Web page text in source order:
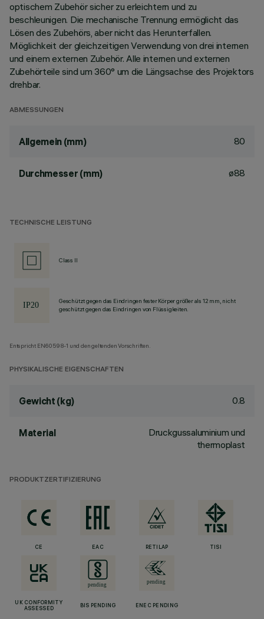
optischem Zubehör sicher zu erleichtern und zu
beschleunigen. Die mechanische Trennung ermöglicht das
Lösen des Zubehörs, aber nicht das Herunterfallen.
Möglichkeit der gleichzeitigen Verwendung von drei internen
und einem externen Zubehör. Alle internen und externen
Zubehörteile sind um 360° um die Längsachse des Projektors
drehbar.
ABMESSUNGEN
Allgemein (mm) 80
Durchmesser (mm) ø88
TECHNISCHE LEISTUNG
Class II
Geschützt gegen das Eindringen fester Körper größer als 12 mm, nicht
geschützt gegen das Eindringen von Flüssigkeiten.
Entspricht EN60598-1 und den geltenden Vorschriften.
PHYSIKALISCHE EIGENSCHAFTEN
Gewicht (kg) 0.8
Material
Druckgussaluminium und
thermoplast
PRODUKTZERTIFIZIERUNG
CE EAC RETILAP TISI
UK CONFORMITY
ASSESSED
BIS PENDING ENEC PENDING